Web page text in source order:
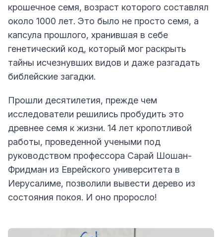
крошечное семя, возраст которого составлял
около 1000 лет. Это было не просто семя, а
капсула прошлого, хранившая в себе
генетический код, который мог раскрыть
тайны исчезнувших видов и даже разгадать
библейские загадки.
Прошли десятилетия, прежде чем
исследователи решились пробудить это
древнее семя к жизни. 14 лет кропотливой
работы, проведенной учеными под
руководством профессора Сарай Шошан-
Фридман из Еврейского университета в
Иерусалиме, позволили вывести дерево из
состояния покоя. И оно проросло!